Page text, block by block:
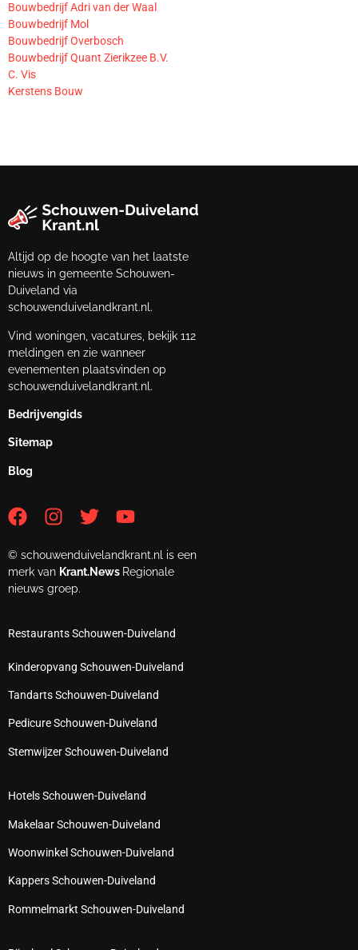
Bouwbedrijf Adri van der Waal
Bouwbedrijf Mol
Bouwbedrijf Overbosch
Bouwbedrijf Quant Zierikzee B.V.
C. Vis
Kerstens Bouw
Altijd op de hoogte van het laatste
nieuws in gemeente Schouwen-
Duiveland via
schouwenduivelandkrant.nl.
Vind woningen, vacatures, bekijk 112
meldingen en zie wanneer
evenementen plaatsvinden op
schouwenduivelandkrant.nl.
Bedrijvengids
Sitemap
Blog
© schouwenduivelandkrant.nl is een
merk van Krant.News Regionale
nieuws groep.
Restaurants Schouwen-Duiveland
Kinderopvang Schouwen-Duiveland
Tandarts Schouwen-Duiveland
Pedicure Schouwen-Duiveland
Stemwijzer Schouwen-Duiveland
Hotels Schouwen-Duiveland
Makelaar Schouwen-Duiveland
Woonwinkel Schouwen-Duiveland
Kappers Schouwen-Duiveland
Rommelmarkt Schouwen-Duiveland